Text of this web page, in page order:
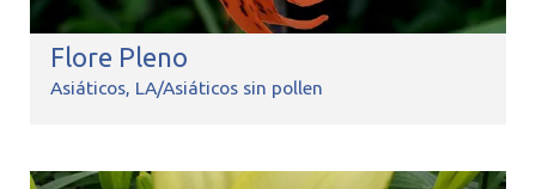
Flore Pleno
Asiáticos LA/Asiáticos sin pollen